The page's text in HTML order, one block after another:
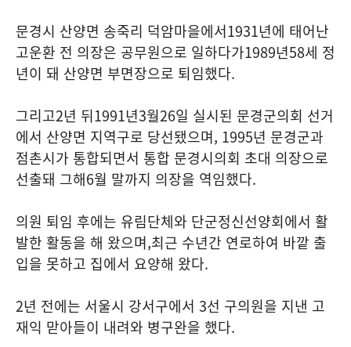
문경시 산양면 송죽리 덕암마을에서1931년에 태어난
고운환 전 의장은 공무원으로 일하다가1989년58세 정
년이 돼 산양면 부면장으로 퇴임했다.
그리고2년 뒤1991년3월26일 실시된 문경군의회 선거
에서 산양면 지역구로 당선됐으며, 1995년 문경군과
점촌시가 통합되면서 통합 문경시의회 초대 의장으로
선출돼 그해6월 말까지 의장을 역임했다.
의원 퇴임 후에는 유림단체와 단군정신선양회에서 활
발한 활동을 해 왔으며,최근 수년간 연로하여 바깥 출
입을 못하고 집에서 요양해 왔다.
2년 전에는 서울시 강서구에서 3선 구의원을 지낸 고
재익 맏아들이 내려와 병구완을 했다.